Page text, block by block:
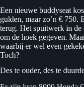
Een nieuwe buddyseat
gulden, maar zo’n € 750.
terug. Het spuitwerk in de
om de hoek gegeven.
waarbij er wel even
Toch?
Des te ouder, des te